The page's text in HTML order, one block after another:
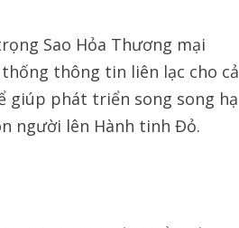
Sao Hỏa Thương mại
thông tin liên lạc cho cả
giúp phát triển song song hạ
người lên Hành tinh Đỏ.